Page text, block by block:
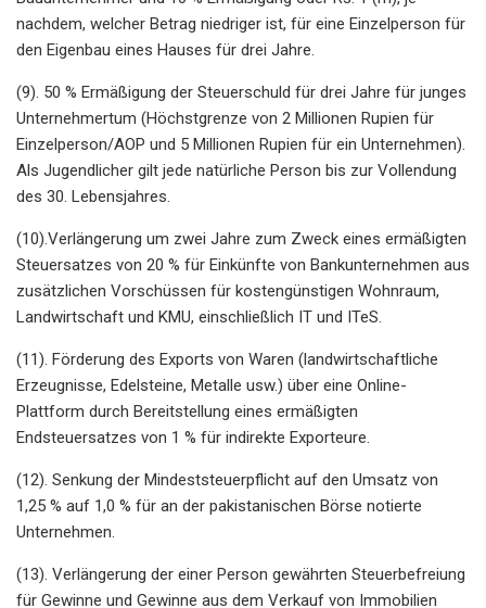
nachdem, welcher Betrag niedriger ist, für eine Einzelperson für
den Eigenbau eines Hauses für drei Jahre.
(9). 50 % Ermäßigung der Steuerschuld für drei Jahre für junges
Unternehmertum (Höchstgrenze von 2 Millionen Rupien für
Einzelperson/AOP und 5 Millionen Rupien für ein Unternehmen).
Als Jugendlicher gilt jede natürliche Person bis zur Vollendung
des 30. Lebensjahres.
(10).Verlängerung um zwei Jahre zum Zweck eines ermäßigten
Steuersatzes von 20 % für Einkünfte von Bankunternehmen aus
zusätzlichen Vorschüssen für kostengünstigen Wohnraum,
Landwirtschaft und KMU, einschließlich IT und ITeS.
(11). Förderung des Exports von Waren (landwirtschaftliche
Erzeugnisse, Edelsteine, Metalle usw.) über eine Online-
Plattform durch Bereitstellung eines ermäßigten
Endsteuersatzes von 1 % für indirekte Exporteure.
(12). Senkung der Mindeststeuerpflicht auf den Umsatz von
1,25 % auf 1,0 % für an der pakistanischen Börse notierte
Unternehmen.
(13). Verlängerung der einer Person gewährten Steuerbefreiung
für Gewinne und Gewinne aus dem Verkauf von Immobilien